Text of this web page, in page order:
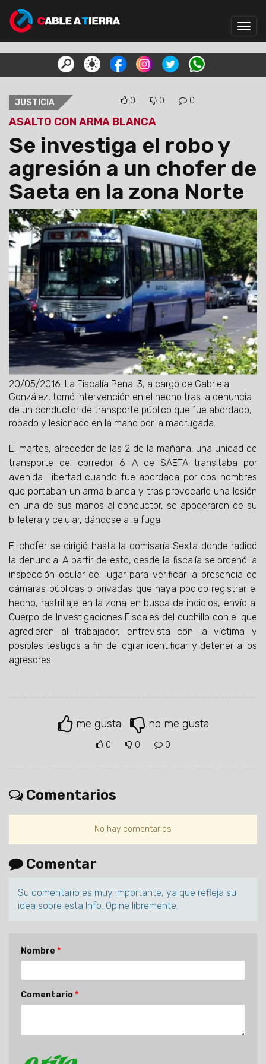
JUSTICIA 0 0 0
ASALTO CON ARMA BLANCA
Se investiga el robo y
agresión a un chofer de
Saeta en la zona Norte
20/05/2016. La Fiscalía Penal 3, a cargo de Gabriela
González, tomó intervención en el hecho tras la denuncia
de un conductor de transporte público que fue abordado,
robado y lesionado en la mano por la madrugada.
El martes, alrededor de las 2 de la mañana, una unidad de
transporte del corredor 6 A de SAETA transitaba por
avenida Libertad cuando fue abordada por dos hombres
que portaban un arma blanca y tras provocarle una lesión
en una de sus manos al conductor, se apoderaron de su
billetera y celular, dándose a la fuga.
El chofer se dirigió hasta la comisaría Sexta donde radicó
la denuncia. A partir de esto, desde la fiscalía se ordenó la
inspección ocular del lugar para verificar la presencia de
cámaras públicas o privadas que haya podido registrar el
hecho, rastrillaje en la zona en busca de indicios, envío al
Cuerpo de Investigaciones Fiscales del cuchillo con el que
agredieron al trabajador, entrevista con la víctima y
posibles testigos a fin de lograr identificar y detener a los
agresores.
me gusta no me gusta
0 0 0
Comentarios
No hay comentarios
Comentar
Su comentario es muy importante, ya que refleja su
idea sobre esta Info. Opine libremente.
Nombre
Comentario